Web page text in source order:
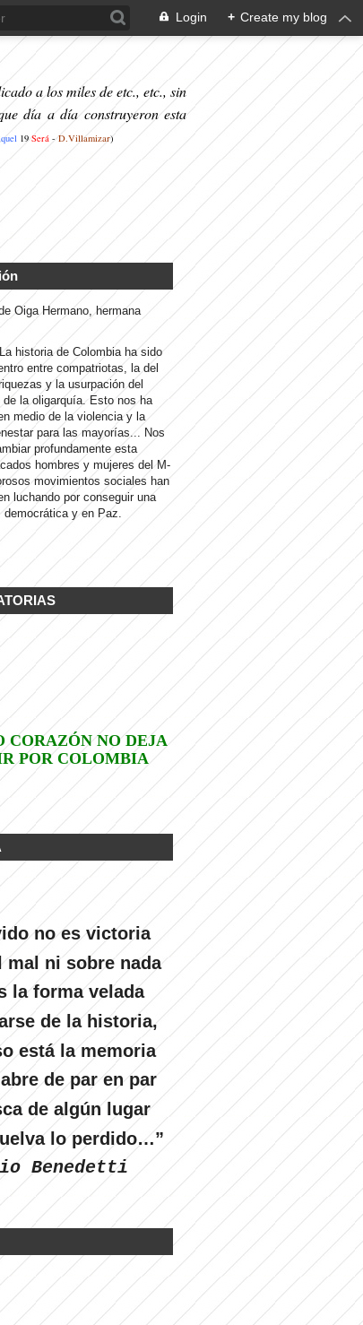
Login + Create my blog
a los miles de etc., etc., sin
día a día construyeron esta
19 Será - D.Villamizar)
Oiga Hermano, hermana
historia de Colombia ha sido
entre compatriotas, la del
y la usurpación del
de la oligarquía. Esto nos ha
medio de la violencia y la
para las mayorías... Nos
profundamente esta
hombres y mujeres del M-
movimientos sociales han
luchando por conseguir una
democrática y en Paz.
CORAZÓN NO DEJA
POR COLOMBIA
no es victoria
mal ni sobre nada
la forma velada
de la historia,
está la memoria
de par en par
de algún lugar
lo perdido…”
Benedetti